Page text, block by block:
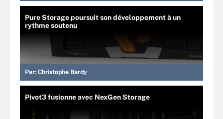
Pure Storage poursuit son développement à un
rythme soutenu
Par: Christophe Bardy
Pivot3 fusionne avec NexGen Storage